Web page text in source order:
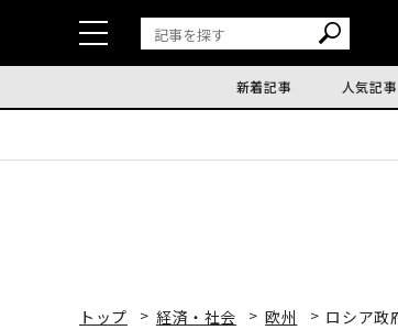
新着記事 人気記事
トップ 経済・社会 欧州 ロシア政